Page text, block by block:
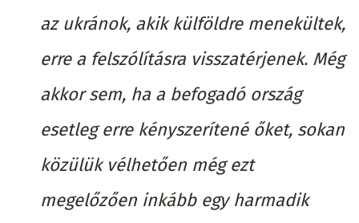
az ukránok, akik külföldre menekültek,
erre a felszólításra visszatérjenek. Még
akkor sem, ha a befogadó ország
esetleg erre kényszerítené őket, sokan
közülük vélhetően még ezt
megelőzően inkább egy harmadik